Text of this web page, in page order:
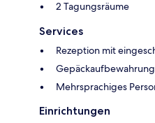
2 Tagungsräume
Services
Rezeption mit
Gepäckaufbewahrung
Mehrsprachiges
Einrichtungen